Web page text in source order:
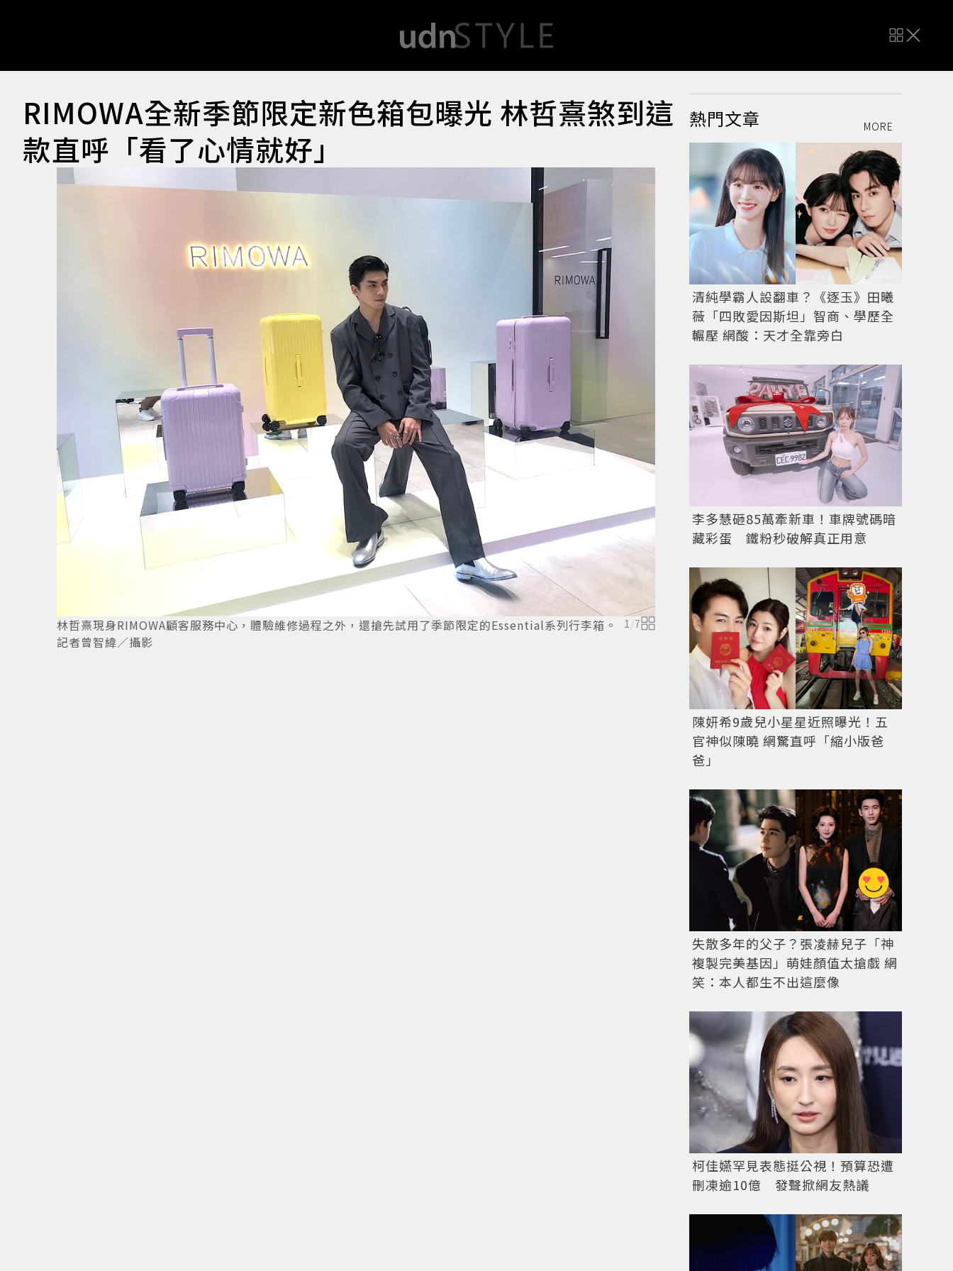
RIMOWA全新季節限定新色箱包曝光 林哲熹煞到這
款直呼「看了心情就好」
林哲熹現身RIMOWA顧客服務中心，體驗維修過程之外，還搶先試用了季節限定的Essential系列行李箱。
記者曾智緯／攝影
1/7
出席體驗RIMOWA新品的林哲熹最愛檸檬黃行李箱，
熱門文章 MORE
清純學霸人設翻車？《逐玉》田曦
薇「四敗愛因斯坦」智商、學歷全
輾壓 網酸：天才全靠旁白
李多慧砸85萬牽新車！車牌號碼暗
藏彩蛋 鐵粉秒破解真正用意
陳妍希9歲兒小星星近照曝光！五
官神似陳曉 網驚直呼「縮小版爸
爸」
失散多年的父子？張凌赫兒子「神
複製完美基因」萌娃顏值太搶戲 網
笑：本人都生不出這麼像
柯佳嬿罕見表態挺公視！預算恐遭
刪凍逾10億 發聲掀網友熱議